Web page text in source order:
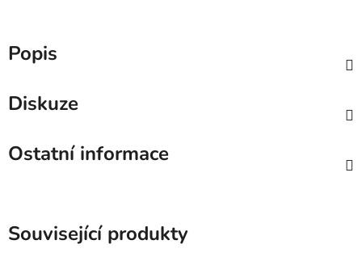
Popis
Diskuze
Ostatní informace
Související produkty